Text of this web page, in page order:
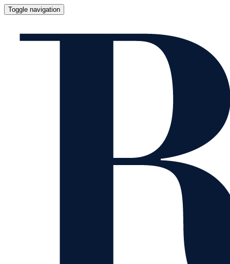
Toggle navigation